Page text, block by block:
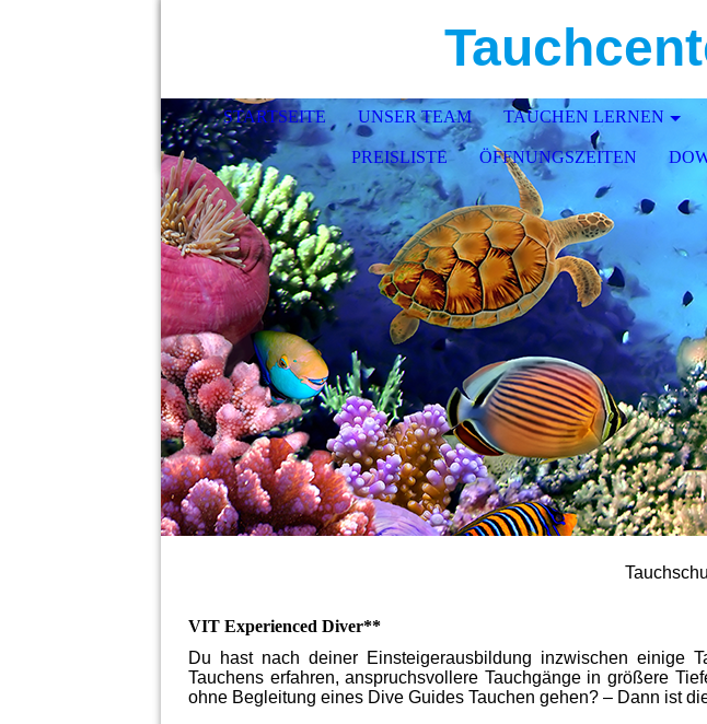
STARTSEITE UNSER TEAM TAUCHEN LERNEN
PREISLISTE ÖFFNUNGSZEITEN
VIT Experienced Diver**
Du hast nach deiner Einsteigerausbildung inzwischen einige
Tauchens erfahren, anspruchsvollere Tauchgänge in größere
ohne Begleitung eines Dive Guides Tauchen gehen? – Dann ist